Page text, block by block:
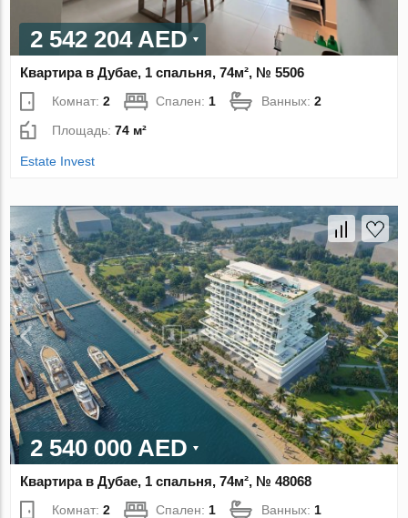
2 542 204 AED
Квартира в Дубае, 1 спальня, 74м², № 5506
Комнат:2 Спален: 1 Ванных:2
Площадь:74 м²
Estate Invest
2 540 000 AED
Квартира в Дубае, 1 спальня, 74м², № 48068
Комнат:2 Спален: 1 Ванных: 1